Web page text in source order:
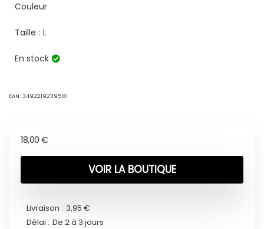
Couleur
Taille : L
En stock
EAN: 3492219239581
18,00 €
VOIR LA BOUTIQUE
Livraison : 3,95 €
Délai : De 2 à 3 jours